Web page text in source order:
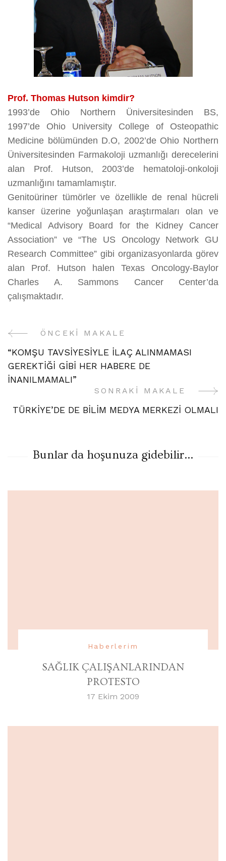
Prof. Thomas Hutson kimdir?
1993’de Ohio Northern Üniversitesinden BS,
1997’de Ohio University College of Osteopathic
Medicine bölümünden D.O, 2002’de Ohio Northern
Üniversitesinden Farmakoloji uzmanlığı derecelerini
alan Prof. Hutson, 2003’de hematoloji-onkoloji
uzmanlığını tamamlamıştır.
Genitoüriner tümörler ve özellikle de renal hücreli
kanser üzerine yoğunlaşan araştırmaları olan ve
“Medical Advisory Board for the Kidney Cancer
Association” ve “The US Oncology Network GU
Research Committee” gibi organizasyonlarda görev
alan Prof. Hutson halen Texas Oncology-Baylor
Charles A. Sammons Cancer Center’da
çalışmaktadır.
Yazı
Gezinme
ÖNCEKI MAKALE
“KOMŞU TAVSİYESİYLE İLAÇ ALINMAMASI
GEREKTİĞİ GİBİ HER HABERE DE
İNANILMAMALI”
SONRAKI MAKALE
TÜRKİYE’DE DE BİLİM MEDYA MERKEZİ OLMALI
Bunlar da hoşunuza gidebilir...
Haberlerim
SAĞLIK ÇALIŞANLARINDAN
PROTESTO
17 Ekim 2009